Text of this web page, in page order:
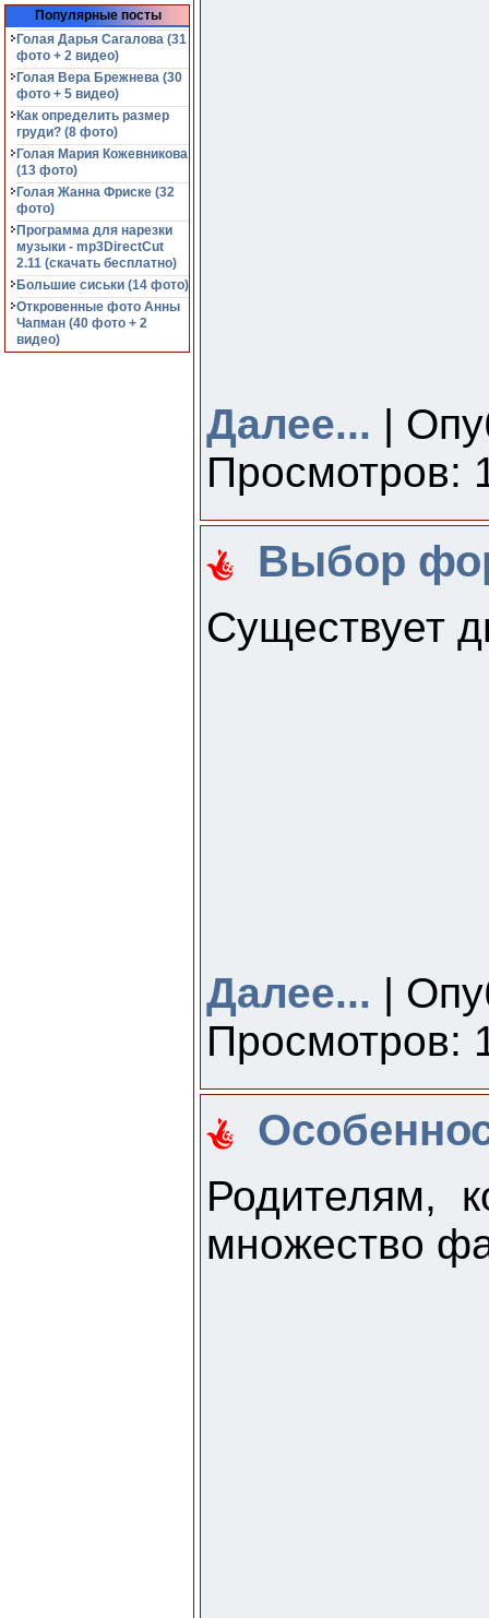
Популярные посты
Голая Дарья Сагалова (31
фото + 2 видео)
Голая Вера Брежнева (30
фото + 5 видео)
Как определить размер
груди? (8 фото)
Голая Мария Кожевникова
(13 фото)
Голая Жанна Фриске (32
фото)
Программа для нарезки
музыки - mp3DirectCut
2.11 (cкачать бесплатно)
Большие сиськи (14 фото)
Откровенные фото Анны
Чапман (40 фото + 2
видео)
Далее... |
Просмотров:
Выбор
Существует
Далее... |
Просмотров:
Родителям,
множество